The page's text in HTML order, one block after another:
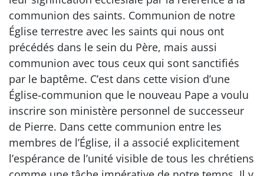
communion des saints. Communion de notre
Église terrestre avec les saints qui nous ont
précédés dans le sein du Père, mais aussi
communion avec tous ceux qui sont sanctifiés
par le baptême. C’est dans cette vision d’une
Église-communion que le nouveau Pape a voulu
inscrire son ministère personnel de successeur
de Pierre. Dans cette communion entre les
membres de l’Église, il a associé explicitement
l’espérance de l’unité visible de tous les chrétiens